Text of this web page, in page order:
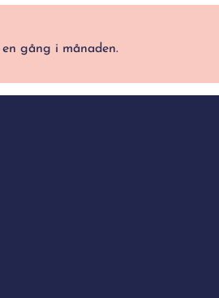
gång i månaden.